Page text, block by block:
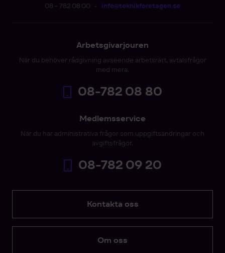
08 - 782 08 00 • info@teknikforetagen.se
Arbetsgivarjouren
När du behöver rådgivning avseende arbetsrätt, avtalsfrågor
med mera.
08-782 08 80
Medlemsservice
När du har administrativa frågor som uppgiftsändringar och
avgiftsfrågor.
08-782 09 20
Kontakta oss
Om oss